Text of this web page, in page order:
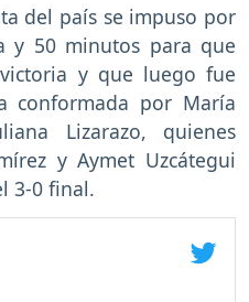
del país se impuso por
y 50 minutos para que
y que luego fue
conformada por María
Lizarazo, quienes
y Aymet Uzcátegui
3-0 final.